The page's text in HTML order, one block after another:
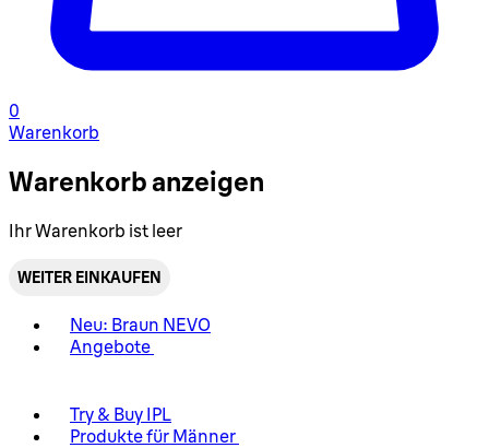
0
Warenkorb
Warenkorb anzeigen
Ihr Warenkorb ist leer
WEITER EINKAUFEN
Neu: Braun NEVO
Angebote
Try & Buy IPL
Produkte für Männer